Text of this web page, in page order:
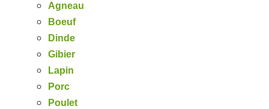
Agneau
Boeuf
Dinde
Gibier
Lapin
Porc
Poulet